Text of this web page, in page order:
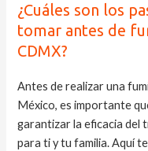
¿Cuáles son los
tomar antes de
CDMX?
Antes de realizar una
México, es importante
garantizar la eficacia del
para ti y tu familia. Aquí